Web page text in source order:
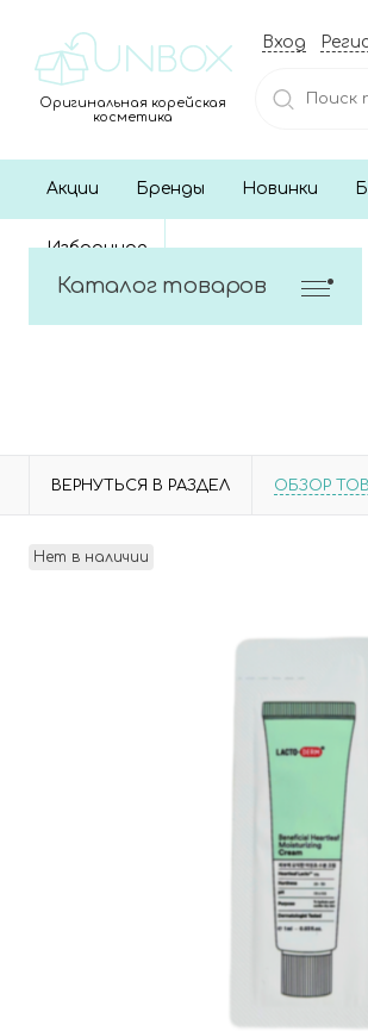
Оригинальная корейская
косметика
Вход
Акции Бренды Новинки
Избранное
Каталог товаров
ВЕРНУТЬСЯ В РАЗДЕЛ ОБЗОР
Нет в наличии